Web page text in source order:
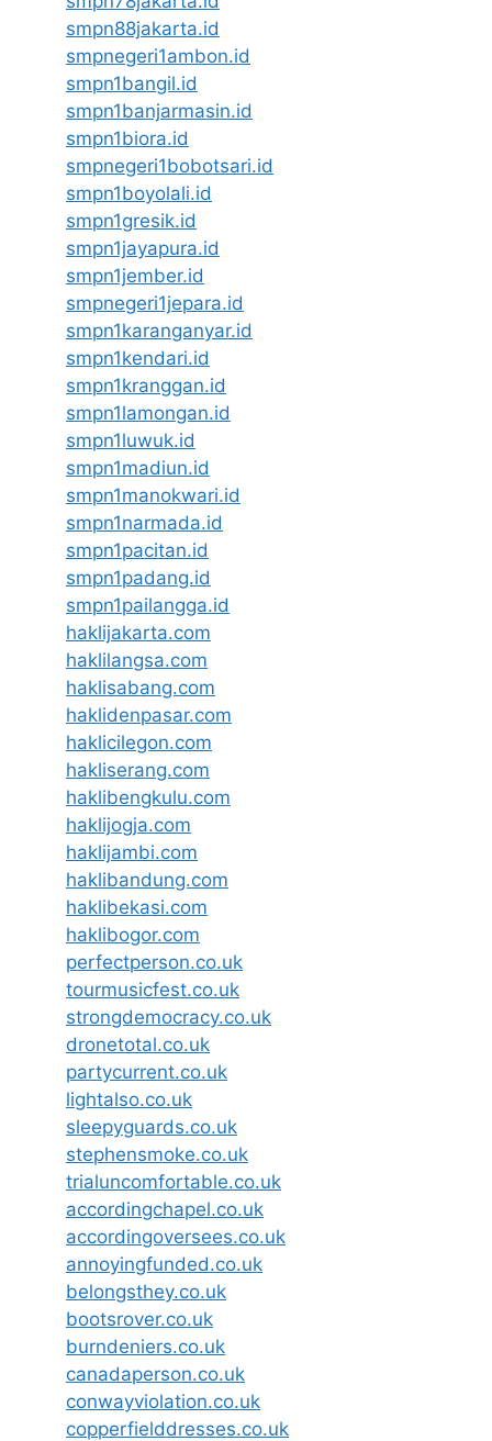
smpn88jakarta.id
smpnegeri1ambon.id
smpn1bangil.id
smpn1banjarmasin.id
smpn1biora.id
smpnegeri1bobotsari.id
smpn1boyolali.id
smpn1gresik.id
smpn1jayapura.id
smpn1jember.id
smpnegeri1jepara.id
smpn1karanganyar.id
smpn1kendari.id
smpn1kranggan.id
smpn1lamongan.id
smpn1luwuk.id
smpn1madiun.id
smpn1manokwari.id
smpn1narmada.id
smpn1pacitan.id
smpn1padang.id
smpn1pailangga.id
haklijakarta.com
haklilangsa.com
haklisabang.com
haklidenpasar.com
haklicilegon.com
hakliserang.com
haklibengkulu.com
haklijogja.com
haklijambi.com
haklibandung.com
haklibekasi.com
haklibogor.com
perfectperson.co.uk
tourmusicfest.co.uk
strongdemocracy.co.uk
dronetotal.co.uk
partycurrent.co.uk
lightalso.co.uk
sleepyguards.co.uk
stephensmoke.co.uk
trialuncomfortable.co.uk
accordingchapel.co.uk
accordingoversees.co.uk
annoyingfunded.co.uk
belongsthey.co.uk
bootsrover.co.uk
burndeniers.co.uk
canadaperson.co.uk
conwayviolation.co.uk
copperfielddresses.co.uk